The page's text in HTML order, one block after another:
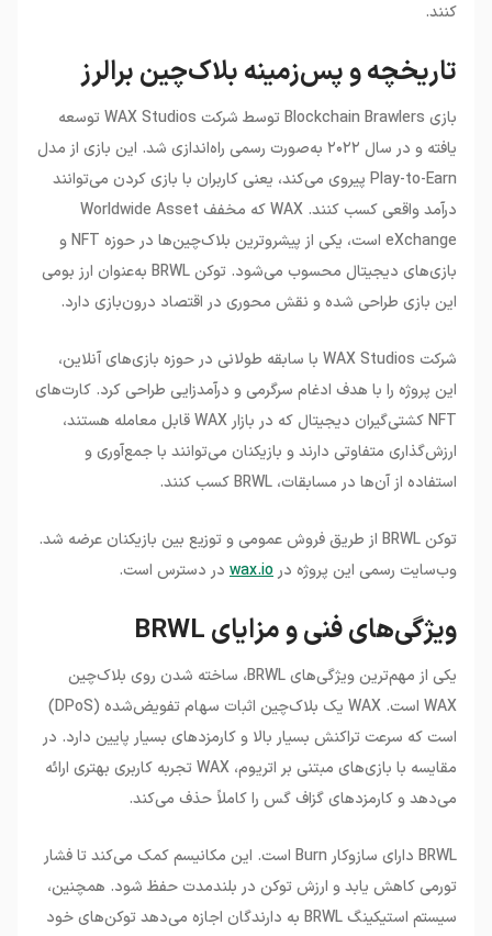
•تحلیل رقابتی: BRWL در بازار GameFi
•
نقش NFT در اکوسیستم Blockchain
Brawlers
• راهنمای کامل خرید و نگهداری ایمن
• تحلیل اقتصادی و چشم‌انداز بازار GameFi
نکات مهم برای سرمایه‌گذاران ایرانی
•خرید BRWL در ارزینجا: راهنمای گام به گام
کنند.
تاریخچه و پس‌زمینه بلاک‌چین برالرز
بازی Blockchain Brawlers توسط شرکت WAX Studios توسعه
یافته و در سال ۲۰۲۲ به‌صورت رسمی راه‌اندازی شد. این بازی از مدل
Play-to-Earn پیروی می‌کند، یعنی کاربران با بازی کردن می‌توانند
درآمد واقعی کسب کنند. WAX که مخفف Worldwide Asset
eXchange است، یکی از پیشروترین بلاک‌چین‌ها در حوزه NFT و
بازی‌های دیجیتال محسوب می‌شود. توکن BRWL به‌عنوان ارز بومی
این بازی طراحی شده و نقش محوری در اقتصاد درون‌بازی دارد.
شرکت WAX Studios با سابقه طولانی در حوزه بازی‌های آنلاین،
این پروژه را با هدف ادغام سرگرمی و درآمدزایی طراحی کرد. کارت‌های
NFT کشتی‌گیران دیجیتال که در بازار WAX قابل معامله هستند،
ارزش‌گذاری متفاوتی دارند و بازیکنان می‌توانند با جمع‌آوری و
استفاده از آن‌ها در مسابقات، BRWL کسب کنند.
توکن BRWL از طریق فروش عمومی و توزیع بین بازیکنان عرضه شد.
وب‌سایت رسمی این پروژه در wax.io در دسترس است.
ویژگی‌های فنی و مزایای BRWL
یکی از مهم‌ترین ویژگی‌های BRWL، ساخته شدن روی بلاک‌چین
WAX است. WAX یک بلاک‌چین اثبات سهام تفویض‌شده (DPoS)
است که سرعت تراکنش بسیار بالا و کارمزدهای بسیار پایین دارد. در
مقایسه با بازی‌های مبتنی بر اتریوم، WAX تجربه کاربری بهتری ارائه
می‌دهد و کارمزدهای گزاف گس را کاملاً حذف می‌کند.
BRWL دارای سازوکار Burn است. این مکانیسم کمک می‌کند تا فشار
تورمی کاهش یابد و ارزش توکن در بلندمدت حفظ شود. همچنین،
سیستم استیکینگ BRWL به دارندگان اجازه می‌دهد توکن‌های خود